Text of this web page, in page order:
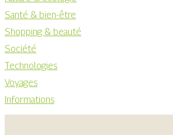
Santé & bien-être
Shopping & beauté
Société
Technologies
Voyages
Informations